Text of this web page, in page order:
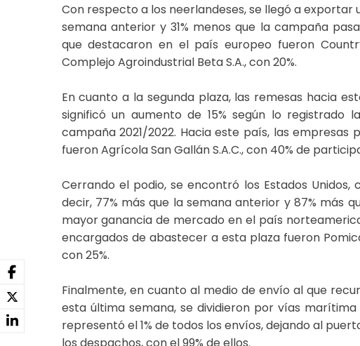
Con respecto a los neerlandeses, se llegó a exportar
semana anterior y 31% menos que la campaña
que destacaron en el país europeo fueron
Complejo Agroindustrial Beta S.A., con 20%.
En cuanto a la segunda plaza, las remesas hacia
significó un aumento de 15% según lo registrado
campaña 2021/2022. Hacia este país, las
fueron Agrícola San Gallán S.A.C., con 40% de
Cerrando el podio, se encontró los Estados
decir, 77% más que la semana anterior y 87% más
mayor ganancia de mercado en el país
encargados de abastecer a esta plaza fueron Pomica
con 25%.
Finalmente, en cuanto al medio de envío al que
esta última semana, se dividieron por vías
representó el 1% de todos los envíos, dejando al
los despachos, con el 99% de ellos.